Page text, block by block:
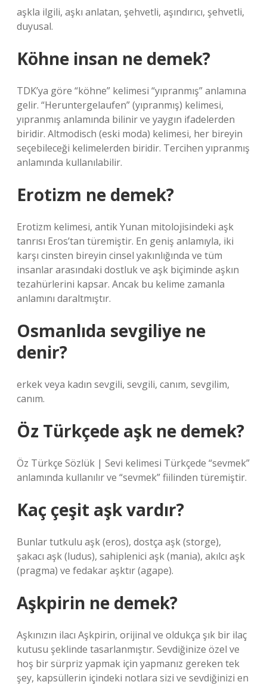
aşkla ilgili, aşkı anlatan, şehvetli, aşındırıcı, şehvetli,
duyusal.
Köhne insan ne demek?
TDK’ya göre “köhne” kelimesi “yıpranmış” anlamına
gelir. “Heruntergelaufen” (yıpranmış) kelimesi,
yıpranmış anlamında bilinir ve yaygın ifadelerden
biridir. Altmodisch (eski moda) kelimesi, her bireyin
seçebileceği kelimelerden biridir. Tercihen yıpranmış
anlamında kullanılabilir.
Erotizm ne demek?
Erotizm kelimesi, antik Yunan mitolojisindeki aşk
tanrısı Eros’tan türemiştir. En geniş anlamıyla, iki
karşı cinsten bireyin cinsel yakınlığında ve tüm
insanlar arasındaki dostluk ve aşk biçiminde aşkın
tezahürlerini kapsar. Ancak bu kelime zamanla
anlamını daraltmıştır.
Osmanlıda sevgiliye ne
denir?
erkek veya kadın sevgili, sevgili, canım, sevgilim,
canım.
Öz Türkçede aşk ne demek?
Öz Türkçe Sözlük | Sevi kelimesi Türkçede “sevmek”
anlamında kullanılır ve “sevmek” fiilinden türemiştir.
Kaç çeşit aşk vardır?
Bunlar tutkulu aşk (eros), dostça aşk (storge),
şakacı aşk (ludus), sahiplenici aşk (mania), akılcı aşk
(pragma) ve fedakar aşktır (agape).
Aşkpirin ne demek?
Aşkınızın ilacı Aşkpirin, orijinal ve oldukça şık bir ilaç
kutusu şeklinde tasarlanmıştır. Sevdiğinize özel ve
hoş bir sürpriz yapmak için yapmanız gereken tek
şey, kapsüllerin içindeki notlara sizi ve sevdiğinizi en